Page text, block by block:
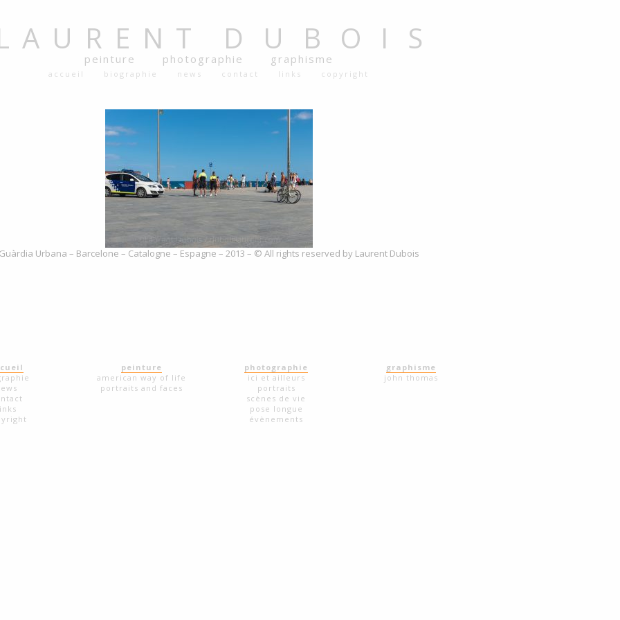
DUBOIS
peinture photographie graphisme
accueil biographie news contact links copyright
Guàrdia Urbana – Barcelone – Catalogne – Espagne – 2013 – © All rights reserved by Laurent Dubois
peinture
american way of life
portraits and faces
photographie
ici et ailleurs
portraits
scènes de vie
pose longue
évènements
graphisme
john thomas